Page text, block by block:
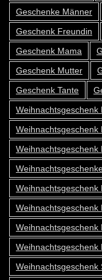
Geschenke Männer
Geschenk Freundin
Geschenk Mama
Geschenk Mutter
Geschenk Tante
Weihnachtsgeschenk
Weihnachtsgeschenk
Weihnachtsgeschenk
Weihnachtsgeschenk
Weihnachtsgeschenk
Weihnachtsgeschenk
Weihnachtsgeschenk
Weihnachtsgeschenk